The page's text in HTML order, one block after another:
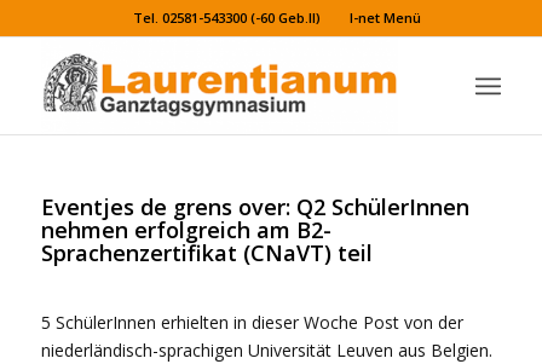
Tel. 02581-543300 (-60 Geb.II) I-net Menü
Eventjes de grens over: Q2 SchülerInnen
nehmen erfolgreich am B2-
Sprachenzertifikat (CNaVT) teil
5 SchülerInnen erhielten in dieser Woche Post von der
niederländisch-sprachigen Universität Leuven aus Belgien.